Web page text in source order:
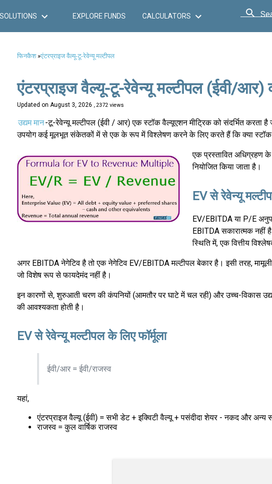
SOLUTIONS EXPLORE FUNDS CALCULATORS
फिनकैश»एंटरप्राइज वैल्यू-टू-रेवेन्यू मल्टीपल
एंटरप्राइज वैल्यू-टू-रेवेन्यू मल्टीपल (ईवी/आर)
Updated on August 3, 2026 , 2372 views
उद्यम मान-टू-रेवेन्यू मल्टीपल (ईवी / आर) एक स्टॉक वैल्यूएशन मीट्रिक को संदर्भित करता
उपयोग कई मूलभूत संकेतकों में से एक के रूप में विश्लेषण करने के लिए करते हैं कि क्या स्टॉक
एक प्रस्तावित अधिग्रहण
नियोजित किया जाता है।
EV से रेवेन्यू
EV/EBITDA या P/E
EBITDA सकारात्मक नहीं
स्थिति में, एक वित्तीय
अगर EBITDA नेगेटिव है तो एक नेगेटिव EV/EBITDA मल्टीपल बेकार है। इसी तरह,
जो विशेष रूप से फायदेमंद नहीं है।
इन कारणों से, शुरुआती चरण की कंपनियों (आमतौर पर घाटे में चल रही) और उच्च-विकास
की आवश्यकता होती है।
EV से रेवेन्यू मल्टीपल के लिए फॉर्मूला
ईवी/आर = ईवी/राजस्व
यहां,
एंटरप्राइज वैल्यू (ईवी) = सभी डेट + इक्विटी वैल्यू + पसंदीदा शेयर - नकद और अन्य
राजस्व = कुल वार्षिक राजस्व